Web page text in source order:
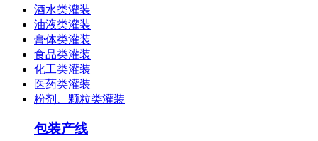
酒水类灌装
油液类灌装
膏体类灌装
食品类灌装
化工类灌装
医药类灌装
粉剂、颗粒类灌装
包装产线